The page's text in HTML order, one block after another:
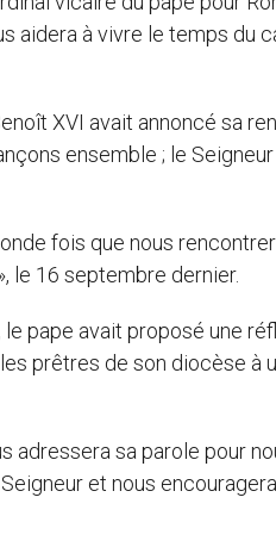
aidera à vivre le temps du
XVI avait annoncé sa
ensemble ; le
fois que nous
le 16 septembre dernier.
pape avait proposé une
prêtres de son diocèse à
adressera sa parole pour
et nous